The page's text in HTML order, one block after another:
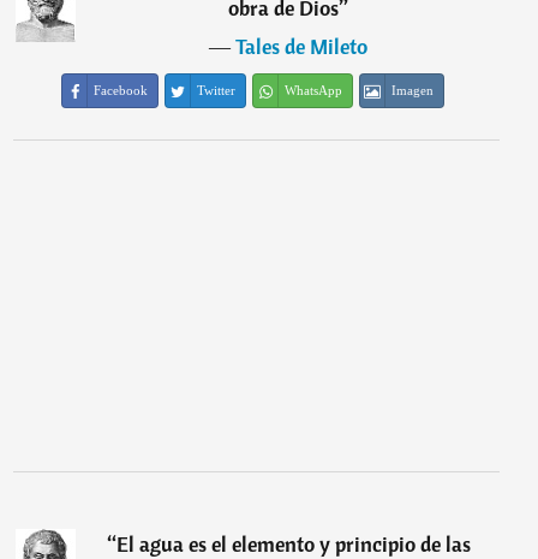
obra de Dios”
―Tales de Mileto
Facebook Twitter WhatsApp Imagen
“El agua es el elemento y principio de las